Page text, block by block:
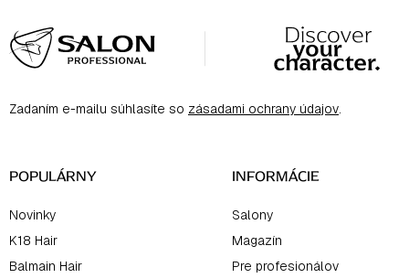
á
p
ä
e
Zadaním e-mailu súhlasíte so zásadami ochrany údajov.
POPULÁRNY
Novinky
K18 Hair
Balmain Hair
INFORMÁCIE
Salony
Magazín
Pre profesionálov